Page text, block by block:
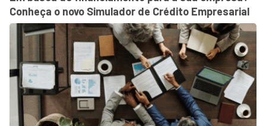
Conheça o novo Simulador de Crédito Empresarial